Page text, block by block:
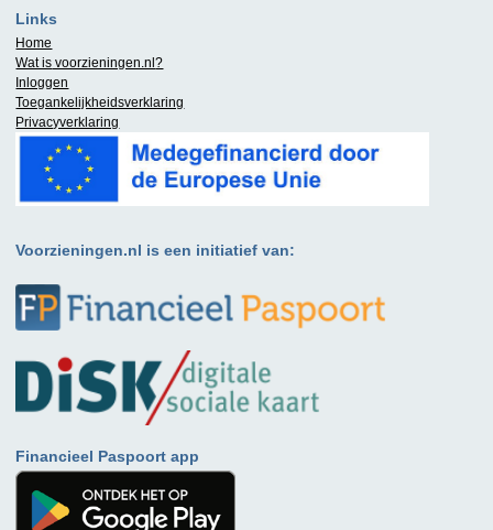
Links
Home
Wat is voorzieningen.nl?
Inloggen
Toegankelijkheidsverklaring
Privacyverklaring
Voorzieningen.nl is een initiatief van:
Financieel Paspoort app